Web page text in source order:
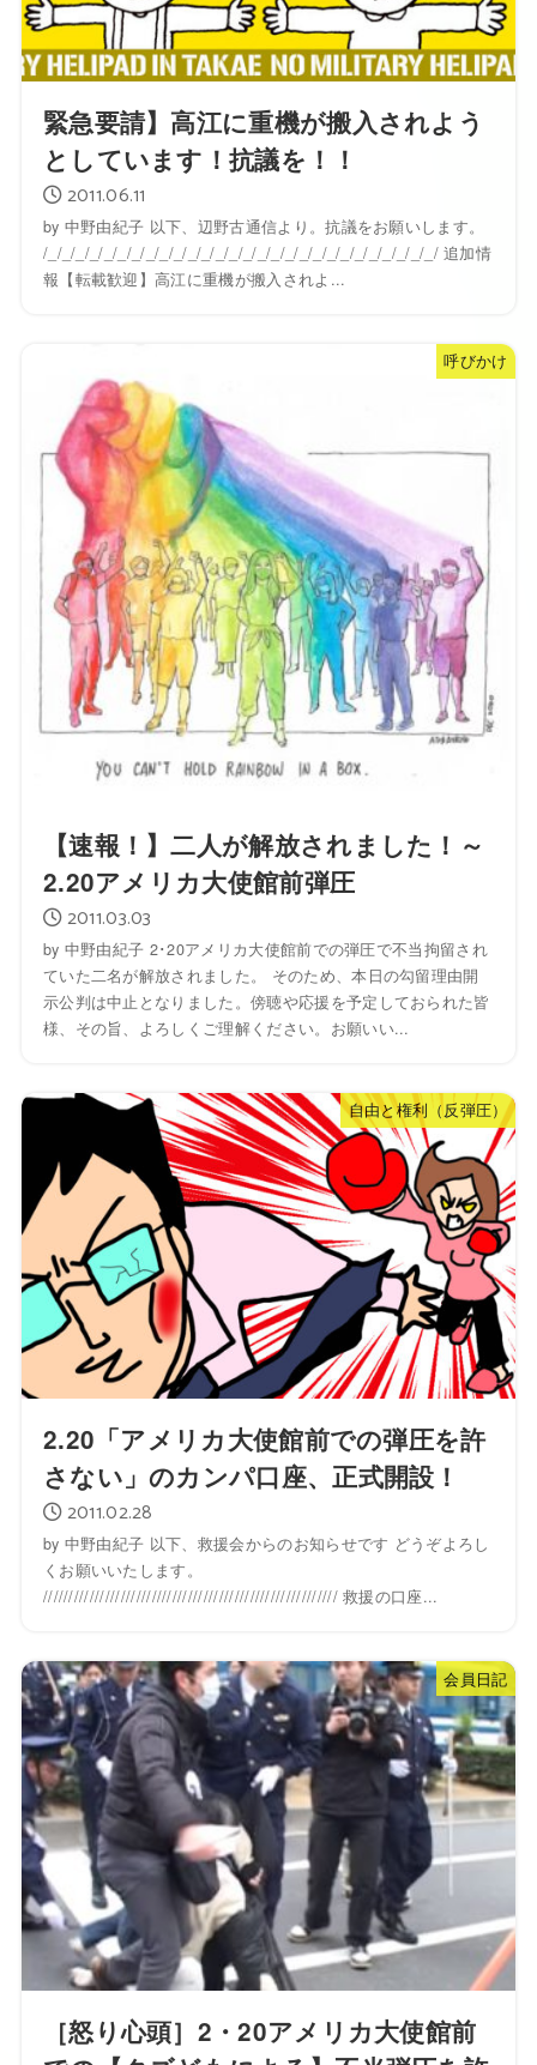
緊急要請】高江に重機が搬入されよう
としています！抗議を！！
2011.06.11
by 中野由紀子 以下、辺野古通信より。抗議をお願いします。
/_/_/_/_/_/_/_/_/_/_/_/_/_/_/_/_/_/_/_/_/_/_/_/_/_/_/_/_/ 追加情
報【転載歓迎】高江に重機が搬入されよ...
呼びかけ
【速報！】二人が解放されました！～
2.20アメリカ大使館前弾圧
2011.03.03
by 中野由紀子 2･20アメリカ大使館前での弾圧で不当拘留され
ていた二名が解放されました。 そのため、本日の勾留理由開
示公判は中止となりました。傍聴や応援を予定しておられた皆
様、その旨、よろしくご理解ください。お願いい...
自由と権利（反弾圧）
2.20「アメリカ大使館前での弾圧を許
さない」のカンパ口座、正式開設！
2011.02.28
by 中野由紀子 以下、救援会からのお知らせです どうぞよろし
くお願いいたします。
///////////////////////////////////////////////////////// 救援の口座...
会員日記
［怒り心頭］2・20アメリカ大使館前